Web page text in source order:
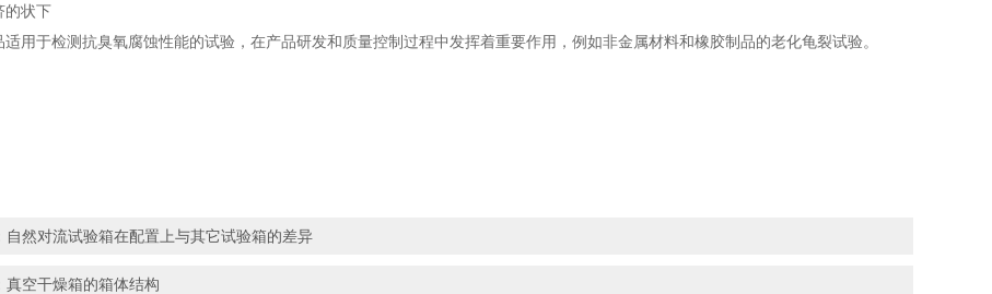
的状下
适用于检测抗臭氧腐蚀性能的试验，在产品研发和质量控制过程中发挥着重要作用，例如非金属材料和橡胶制品的老化龟裂试验。
自然对流试验箱在配置上与其它试验箱的差异
真空干燥箱的箱体结构